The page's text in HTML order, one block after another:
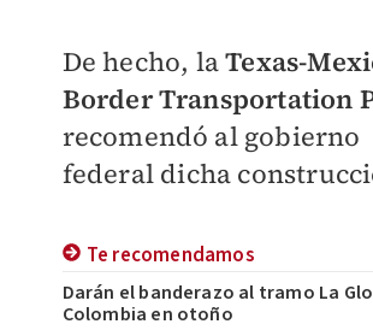
De hecho, laTexas-
Border Transportation
recomendó al gobierno
federal dicha
Te recomendamos
Darán el banderazo al tramo La
Colombia en otoño